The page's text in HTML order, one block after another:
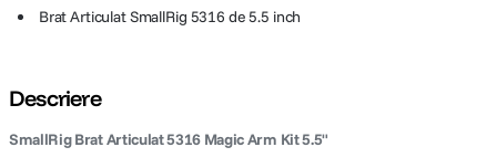
Brat Articulat SmallRig 5316 de 5.5 inch
Descriere
SmallRig Brat Articulat 5316 Magic Arm Kit 5.5"